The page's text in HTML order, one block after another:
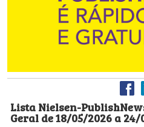
Lista Nielsen-
Geral de 18/05/2026 a